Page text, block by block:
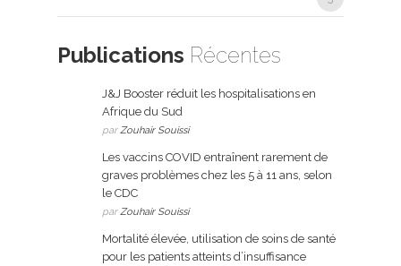
Publications Récentes
J&J Booster réduit les hospitalisations en
Afrique du Sud
parZouhair Souissi
Les vaccins COVID entraînent rarement de
graves problèmes chez les 5 à 11 ans, selon
le CDC
parZouhair Souissi
Mortalité élevée, utilisation de soins de santé
pour les patients atteints d’insuffisance